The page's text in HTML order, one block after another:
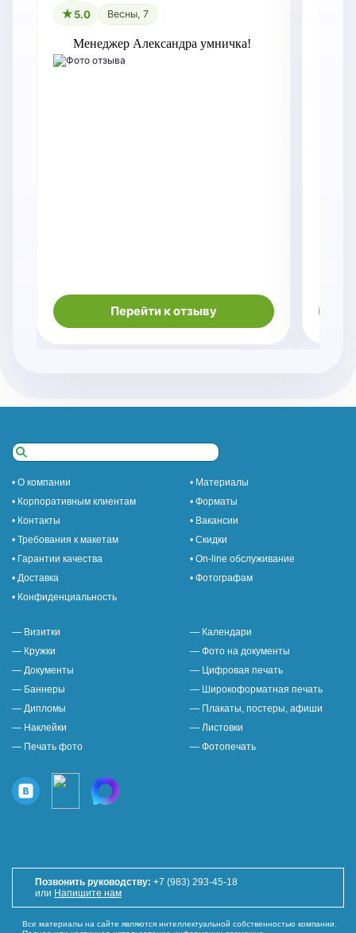
5.0 Весны, 7
Менеджер Александра умничка!
Перейти к отзыву
• О компании
• Материалы
• Корпоративным клиентам
• Форматы
• Контакты
• Вакансии
• Требования к макетам
• Скидки
• Гарантии качества
• On-line обслуживание
• Доставка
• Фотографам
• Конфиденциальность
— Визитки
— Календари
— Кружки
— Фото на документы
— Документы
— Цифровая печать
— Баннеры
— Широкоформатная печать
— Дипломы
— Плакаты, постеры, афиши
— Наклейки
— Листовки
— Печать фото
— Фотопечать
Позвонить руководству: +7 (983) 293-45-18
или Напишите нам
Все материалы на сайте являются интеллектуальной собственностью компании.